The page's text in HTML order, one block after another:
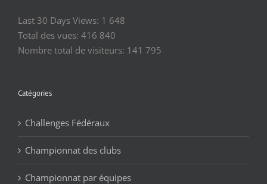
Last 30 Days Views: 1 648
Total des vues: 416 840
Nombre total de visiteurs: 141 795
Catégories
Challenges Fédéraux
Championnat des clubs
Championnat par équipes